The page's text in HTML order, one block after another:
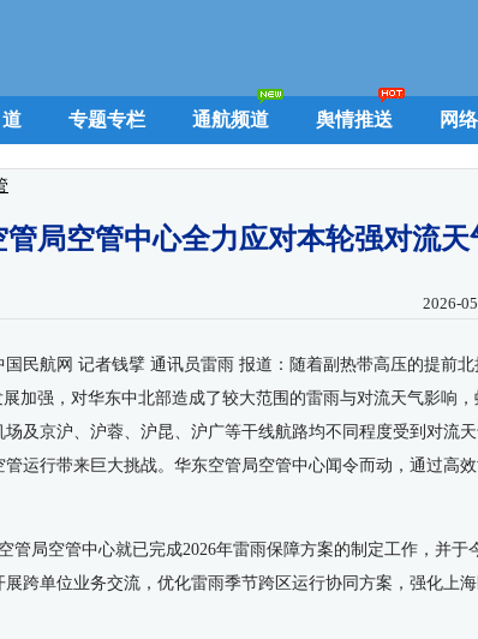
专题专栏 通航频道 舆情推送 网
管局空管中心全力应对本轮强对流天
2026-
国民航网 记者钱擘 通讯员雷雨 报道：随着副热带高压的提前北
加强，对华东中北部造成了较大范围的雷雨与对流天气影响，
场及京沪、沪蓉、沪昆、沪广等干线航路均不同程度受到对流
运行带来巨大挑战。华东空管局空管中心闻令而动，通过高
管局空管中心就已完成2026年雷雨保障方案的制定工作，并于
跨单位业务交流，优化雷雨季节跨区运行协同方案，强化上